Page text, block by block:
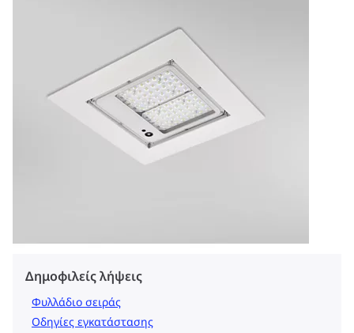
Δημοφιλείς λήψεις
Φυλλάδιο σειράς
Οδηγίες εγκατάστασης